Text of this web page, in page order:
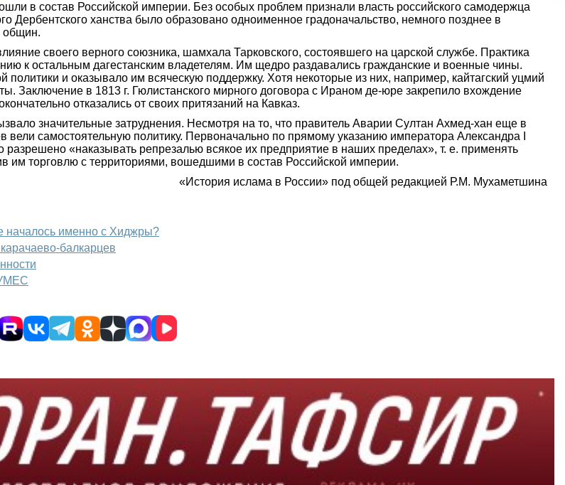
в состав Российской империи. Без особых проблем признали власть российского самодержца
ханства было образовано одноименное градоначальство, немного позднее в
общин.
своего верного союзника, шамхала Тарковского, состоявшего на царской службе. Практика
к остальным дагестанским владетелям. Им щедро раздавались гражданские и военные чины.
и оказывало им всяческую поддержку. Хотя некоторые из них, например, кайтагский уцмий
Заключение в 1813 г. Гюлистанского мирного договора с Ираном де-юре закрепило вхождение
отказались от своих притязаний на Кавказ.
значительные затруднения. Несмотря на то, что правитель Аварии Султан Ахмед-хан еще в
самостоятельную политику. Первоначально по прямому указанию императора Александра I
«наказывать репрезалью всякое их предприятие в наших пределах», т. е. применять
им торговлю с территориями, вошедшими в состав Российской империи.
«История ислама в России» под общей редакцией Р.М. Мухаметшина
началось именно с Хиджры?